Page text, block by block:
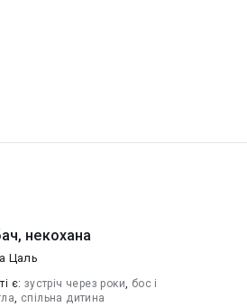
некохана
Цаль
є: зустріч через роки, бос і
, спільна дитина